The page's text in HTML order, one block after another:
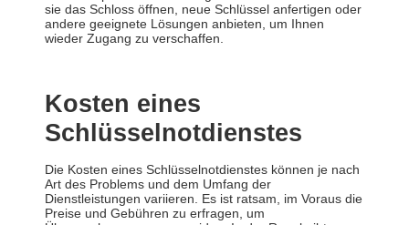
sie das Schloss öffnen, neue Schlüssel anfertigen oder
andere geeignete Lösungen anbieten, um Ihnen
wieder Zugang zu verschaffen.
Kosten eines
Schlüsselnotdienstes
Die Kosten eines Schlüsselnotdienstes können je nach
Art des Problems und dem Umfang der
Dienstleistungen variieren. Es ist ratsam, im Voraus die
Preise und Gebühren zu erfragen, um